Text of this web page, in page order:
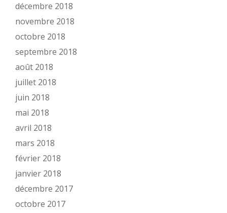
décembre 2018
novembre 2018
octobre 2018
septembre 2018
août 2018
juillet 2018
juin 2018
mai 2018
avril 2018
mars 2018
février 2018
janvier 2018
décembre 2017
octobre 2017